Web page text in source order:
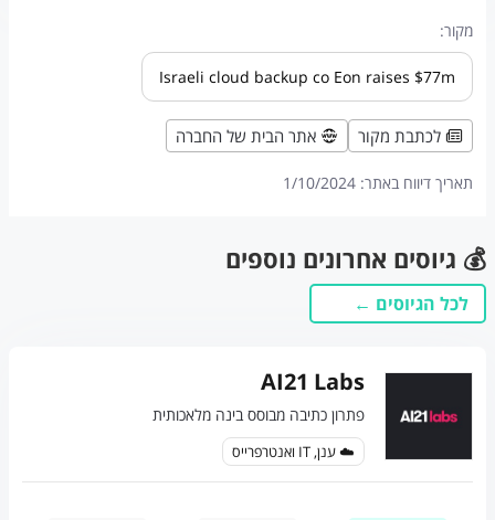
מקור:
Israeli cloud backup co Eon raises $77m
לכתבת מקור אתר הבית של החברה
תאריך דיווח באתר: 1/10/2024
💰 גיוסים אחרונים נוספים
לכל הגיוסים ←
AI21 Labs
פתרון כתיבה מבוסס בינה מלאכותית
☁️ ענן, IT ואנטרפרייס